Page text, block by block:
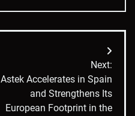
Next:
Astek Accelerates in Spain
and Strengthens Its
European Footprint in the